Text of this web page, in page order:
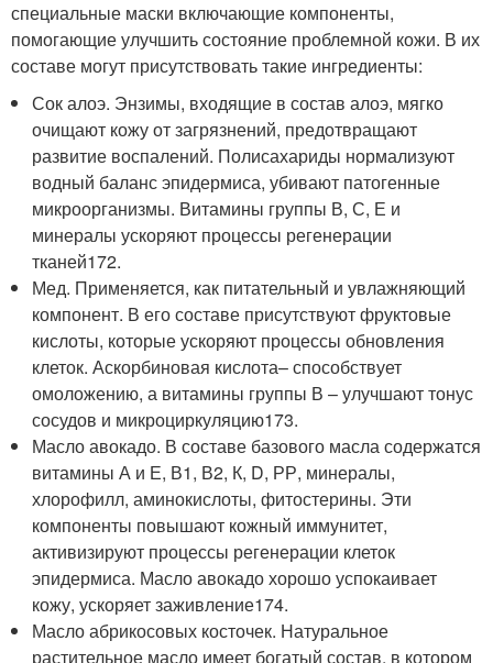
специальные маски включающие компоненты,
помогающие улучшить состояние проблемной кожи. В их
составе могут присутствовать такие ингредиенты:
Сок алоэ. Энзимы, входящие в состав алоэ, мягко
очищают кожу от загрязнений, предотвращают
развитие воспалений. Полисахариды нормализуют
водный баланс эпидермиса, убивают патогенные
микроорганизмы. Витамины группы В, С, Е и
минералы ускоряют процессы регенерации
тканей172.
Мед. Применяется, как питательный и увлажняющий
компонент. В его составе присутствуют фруктовые
кислоты, которые ускоряют процессы обновления
клеток. Аскорбиновая кислота– способствует
омоложению, а витамины группы В – улучшают тонус
сосудов и микроциркуляцию173.
Масло авокадо. В составе базового масла содержатся
витамины А и Е, В1, В2, К, D, РР, минералы,
хлорофилл, аминокислоты, фитостерины. Эти
компоненты повышают кожный иммунитет,
активизируют процессы регенерации клеток
эпидермиса. Масло авокадо хорошо успокаивает
кожу, ускоряет заживление174.
Масло абрикосовых косточек. Натуральное
растительное масло имеет богатый состав, в котором